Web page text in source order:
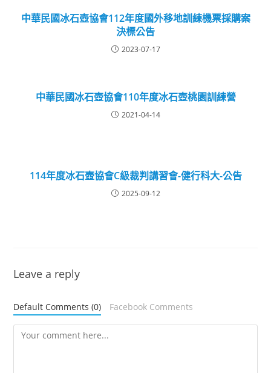
中華民國冰石壺協會112年度國外移地訓練機票採購案
決標公告
2023-07-17
中華民國冰石壺協會110年度冰石壺桃園訓練營
2021-04-14
114年度冰石壺協會C級裁判講習會-健行科大-公告
2025-09-12
Leave a reply
Default Comments (0) Facebook Comments
Comment